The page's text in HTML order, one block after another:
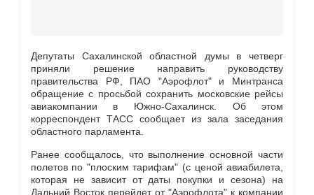
Депутаты Сахалинской областной думы в четверг
приняли решение направить руководству
правительства РФ, ПАО "Аэрофлот" и Минтранса
обращение с просьбой сохранить московские рейсы
авиакомпании в Южно-Сахалинск. Об этом
корреспондент ТАСС сообщает из зала заседания
областного парламента.
Ранее сообщалось, что выполнение основной части
полетов по "плоским тарифам" (с ценой авиабилета,
которая не зависит от даты покупки и сезона) на
Дальний Восток перейдет от "Аэрофлота" к компании